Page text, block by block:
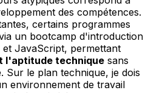
des compétences.
certains programmes
un bootcamp d'introduction
JavaScript, permettant
l'aptitude technique sans
Sur le plan technique, je dois
environnement de travail